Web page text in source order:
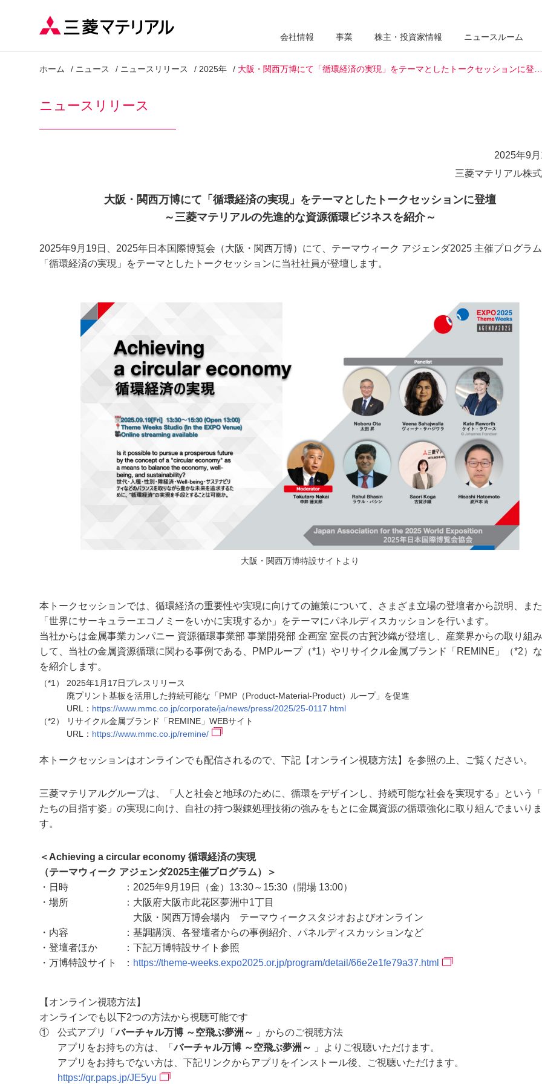
会社情報 事業 株主・投資家情報 ニュースルーム
ホーム ニュース ニュースリリース 2025年 大阪・関西万博にて「循環経済の実現」をテーマとしたトークセッションに登…
ニュースリリース
2025年9月
三菱マテリアル株
大阪・関西万博にて「循環経済の実現」をテーマとしたトークセッションに登壇
～三菱マテリアルの先進的な資源循環ビジネスを紹介～
2025年9月19日、2025年日本国際博覧会（大阪・関西万博）にて、テーマウィーク アジェンダ2025 主催プログラ
「循環経済の実現」をテーマとしたトークセッションに当社社員が登壇します。
大阪・関西万博特設サイトより
本トークセッションでは、循環経済の重要性や実現に向けての施策について、さまざま立場の登壇者から説明、また
「世界にサーキュラーエコノミーをいかに実現するか」をテーマにパネルディスカッションを行います。
当社からは金属事業カンパニー 資源循環事業部 事業開発部 企画室 室長の古賀沙織が登壇し、産業界からの取り組
して、当社の金属資源循環に関わる事例である、PMPループ（*1）やリサイクル金属ブランド「REMINE」（*2）
を紹介します。
（*1）
2025年1月17日プレスリリース
廃プリント基板を活用した持続可能な「PMP（Product-Material-Product）ループ」を促進
URL： https://www.mmc.co.jp/corporate/ja/news/press/2025/25-0117.html
（*2）
リサイクル金属ブランド「REMINE」WEBサイト
URL： https://www.mmc.co.jp/remine/
本トークセッションはオンラインでも配信されるので、下記【オンライン視聴方法】を参照の上、ご覧ください。
三菱マテリアルグループは、「人と社会と地球のために、循環をデザインし、持続可能な社会を実現する」という
たちの目指す姿」の実現に向け、自社の持つ製錬処理技術の強みをもとに金属資源の循環強化に取り組んでまいりま
す。
＜Achieving a circular economy 循環経済の実現
（テーマウィーク アジェンダ2025主催プログラム）＞
・日時
2025年9月19日（金）13:30～15:30（開場 13:00）
・場所
大阪府大阪市此花区夢洲中1丁目
大阪・関西万博会場内 テーマウィークスタジオおよびオンライン
・内容
基調講演、各登壇者からの事例紹介、パネルディスカッションなど
・登壇者ほか
下記万博特設サイト参照
・万博特設サイト
https://theme-weeks.expo2025.or.jp/program/detail/66e2e1fe79a37.html
【オンライン視聴方法】
オンラインでも以下2つの方法から視聴可能です
①
公式アプリ「バーチャル万博 ～空飛ぶ夢洲～
」からのご視聴方法
アプリをお持ちの方は、「バーチャル万博 ～空飛ぶ夢洲～
」よりご視聴いただけます。
アプリをお持ちでない方は、下記リンクからアプリをインストール後、ご視聴いただけます。
https://qr.paps.jp/JE5yu